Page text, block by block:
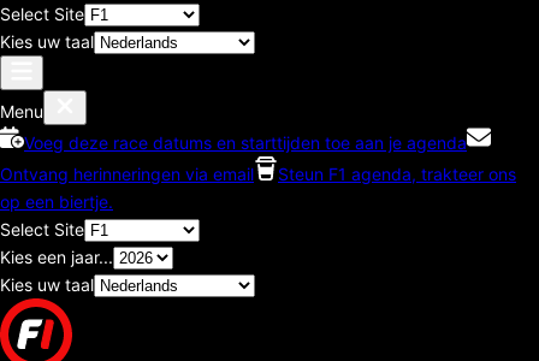
Select Site
Kies uw taal
Menu
Voeg deze race datums en starttijden toe aan je agenda
Ontvang herinneringen via email
Steun F1 agenda, trakteer ons
op een biertje.
Select Site
Kies een jaar...
Kies uw taal